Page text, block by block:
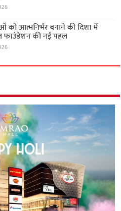
को आत्मनिर्भर बनाने की दिशा में
फाउंडेशन की नई पहल